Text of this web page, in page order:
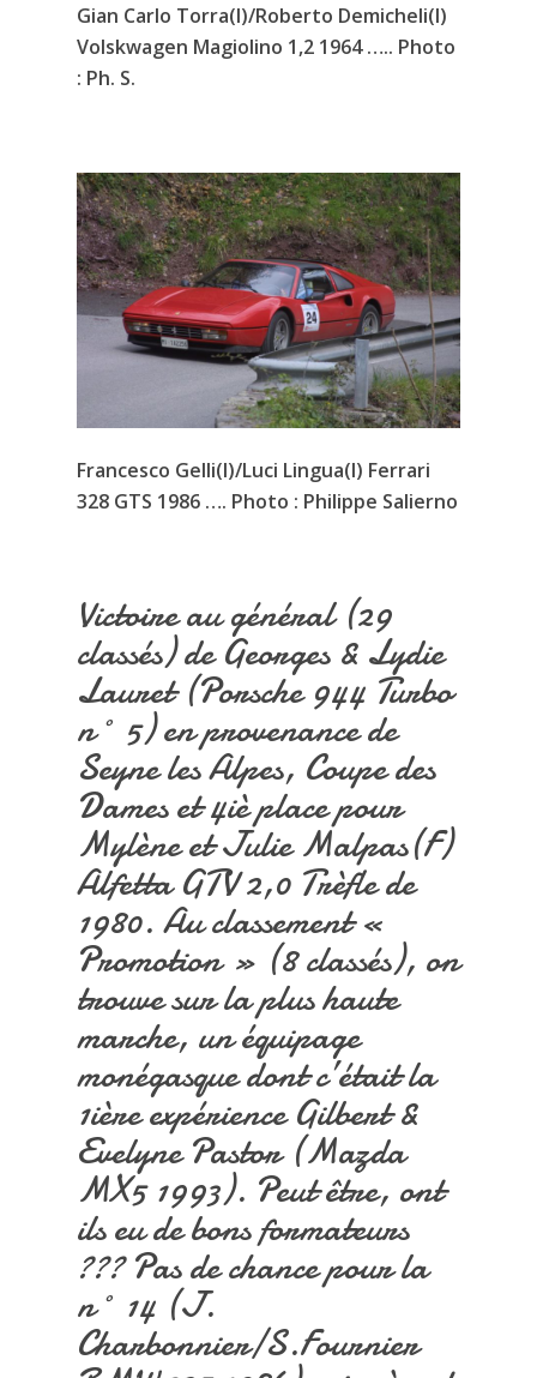
Gian Carlo Torra(I)/Roberto Demicheli(I)
Volskwagen Magiolino 1,2 1964 ….. Photo
: Ph. S.
Francesco Gelli(I)/Luci Lingua(I) Ferrari
328 GTS 1986 …. Photo : Philippe Salierno
Victoire au général (29
classés) de Georges & Lydie
Lauret (Porsche 944 Turbo
n° 5) en provenance de
Seyne les Alpes, Coupe des
Dames et 4iè place pour
Mylène et Julie Malpas(F)
Alfetta GTV 2,0 Trèfle de
1980. Au classement «
Promotion » (8 classés), on
trouve sur la plus haute
marche, un équipage
monégasque dont c’était la
1ière expérience Gilbert &
Evelyne Pastor (Mazda
MX5 1993). Peut être, ont
ils eu de bons formateurs
??? Pas de chance pour la
n° 14 (J.
Charbonnier/S.Fournier